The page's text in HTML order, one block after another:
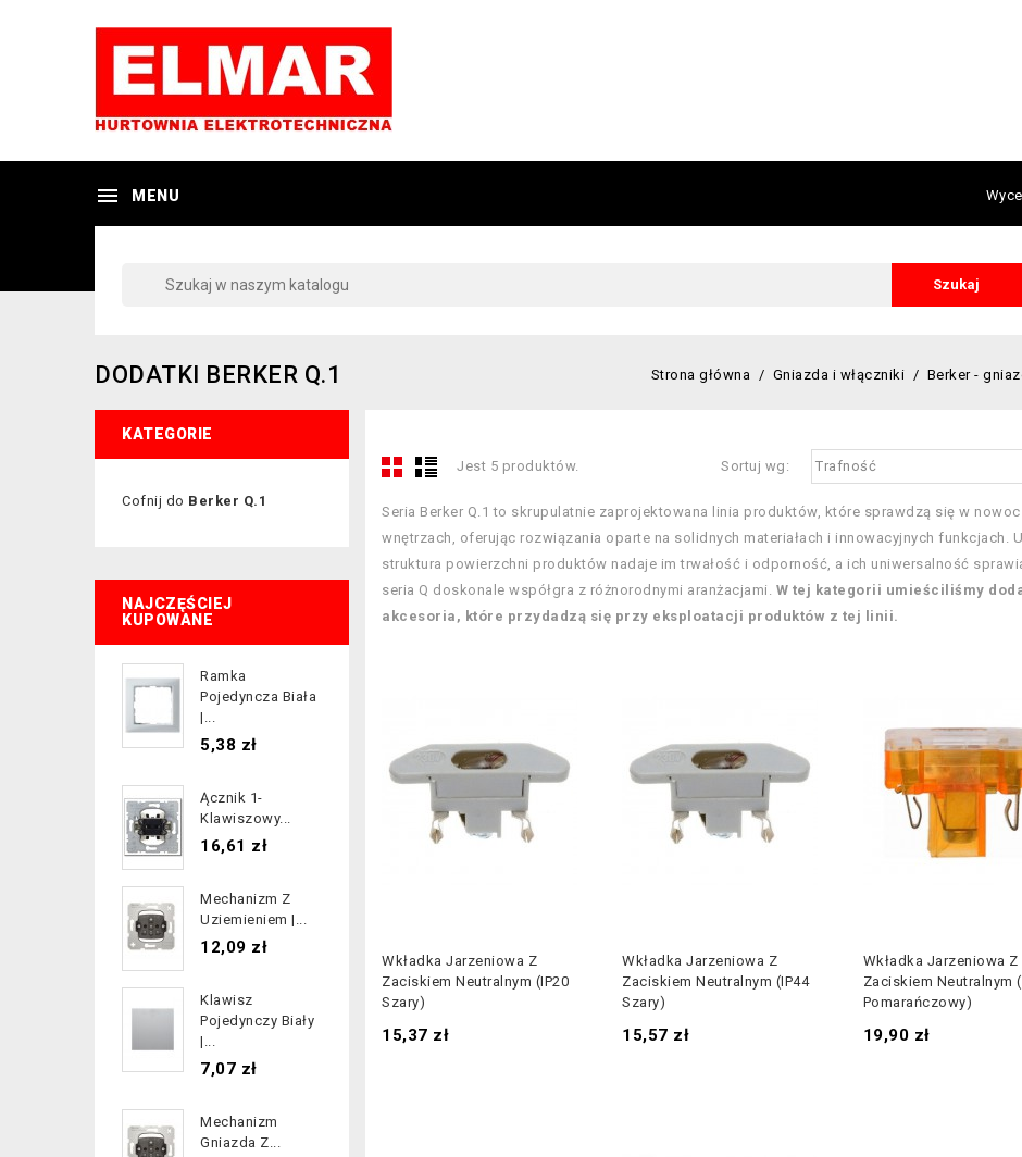
 MENU
Szukaj
DODATKI BERKER Q.1 Strona główna Gniazda i włączniki Berker -
KATEGORIE
Cofnij do Berker Q.1
NAJCZĘŚCIEJ
KUPOWANE
Ramka
Pojedyncza Biała
|...
Cena
5,38 zł
Ącznik 1-
Klawiszowy...
Cena
16,61 zł
Mechanizm Z
Uziemieniem |...
Cena
12,09 zł
Klawisz
Pojedynczy Biały
|...
Cena
7,07 zł
Mechanizm
Gniazda Z...
Jest 5 produktów. Sortuj wg: Trafność
Seria Berker Q.1 to skrupulatnie zaprojektowana linia produktów, które sprawdzą się w
wnętrzach, oferując rozwiązania oparte na solidnych materiałach i innowacyjnych funkcjach.
struktura powierzchni produktów nadaje im trwałość i odporność, a ich uniwersalność
seria Q doskonale współgra z różnorodnymi aranżacjami. W tej kategorii umieściliśmy
akcesoria, które przydadzą się przy eksploatacji produktów z tej linii.
Wkładka Jarzeniowa Z
Zaciskiem Neutralnym (IP20
Szary)
Cena
15,37 zł
Wkładka Jarzeniowa Z
Zaciskiem Neutralnym (IP44
Szary)
Cena
15,57 zł
Wkładka Jarzeniowa Z
Zaciskiem Neutralnym
Pomarańczowy)
Cena
19,90 zł